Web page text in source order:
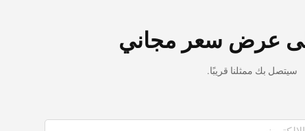
عرض سعر مجاني
سيتصل بك ممثلنا قريبًا.